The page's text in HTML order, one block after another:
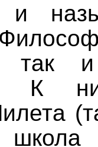
так и
К